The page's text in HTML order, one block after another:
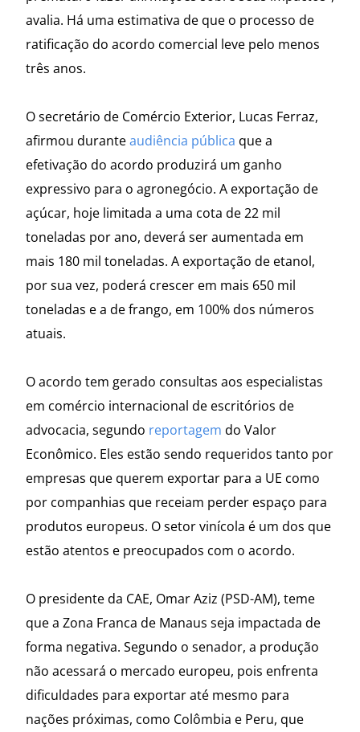
avalia. Há uma estimativa de que o processo de
ratificação do acordo comercial leve pelo menos
três anos.
O secretário de Comércio Exterior, Lucas Ferraz,
afirmou duranteaudiência pública que a
efetivação do acordo produzirá um ganho
expressivo para o agronegócio. A exportação de
açúcar, hoje limitada a uma cota de 22 mil
toneladas por ano, deverá ser aumentada em
mais 180 mil toneladas. A exportação de etanol,
por sua vez, poderá crescer em mais 650 mil
toneladas e a de frango, em 100% dos números
atuais.
O acordo tem gerado consultas aos especialistas
em comércio internacional de escritórios de
advocacia, segundo reportagem do Valor
Econômico. Eles estão sendo requeridos tanto por
empresas que querem exportar para a UE como
por companhias que receiam perder espaço para
produtos europeus. O setor vinícola é um dos que
estão atentos e preocupados com o acordo.
O presidente da CAE, Omar Aziz (PSD-AM), teme
que a Zona Franca de Manaus seja impactada de
forma negativa. Segundo o senador, a produção
não acessará o mercado europeu, pois enfrenta
dificuldades para exportar até mesmo para
nações próximas, como Colômbia e Peru, que